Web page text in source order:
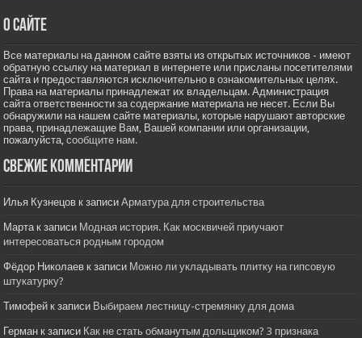
О сайте
Все материалы на данном сайте взяты из открытых источников - имеют
обратную ссылку на материал в интернете или присланы посетителями
сайта и предоставляются исключительно в ознакомительных целях.
Права на материалы принадлежат их владельцам. Администрация
сайта ответственности за содержание материала не несет. Если Вы
обнаружили на нашем сайте материалы, которые нарушают авторские
права, принадлежащие Вам, Вашей компании или организации,
пожалуйста,сообщите нам.
Свежие комментарии
Илья Кузнецов к записиАрматура для строительства
Марта к записи Модная история. Как москвичей приучают
интересоваться родным городом
Фёдор Николаев к записи Можно ли укладывать плитку на гипсовую
штукатурку?
Тимофей к записи Выбираем лестницу-стремянку для дома
Герман к записи Как не стать обманутым дольщиком? 3 признака